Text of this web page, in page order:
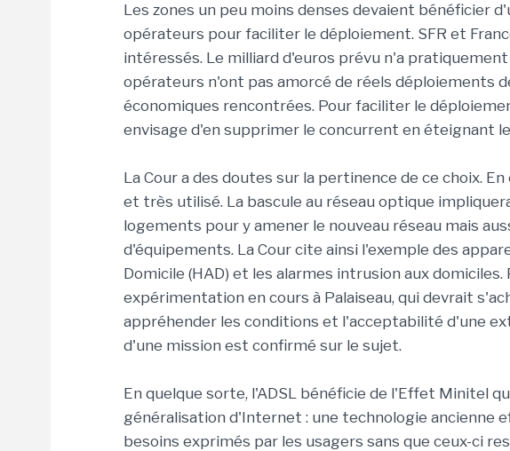
Les zones un peu moins denses devaient bénéficier
opérateurs pour faciliter le déploiement. SFR et
intéressés. Le milliard d'euros prévu n'a
opérateurs n'ont pas amorcé de réels déploiements
économiques rencontrées. Pour faciliter le
envisage d'en supprimer le concurrent en éteignant
La Cour a des doutes sur la pertinence de ce choix.
et très utilisé. La bascule au réseau optique
logements pour y amener le nouveau réseau mais
d'équipements. La Cour cite ainsi l'exemple des
Domicile (HAD) et les alarmes intrusion aux
expérimentation en cours à Palaiseau, qui devrait
appréhender les conditions et l'acceptabilité d'une
d'une mission est confirmé sur le sujet.
En quelque sorte, l'ADSL bénéficie de l'Effet Minitel
généralisation d'Internet : une technologie ancienne
besoins exprimés par les usagers sans que ceux-ci